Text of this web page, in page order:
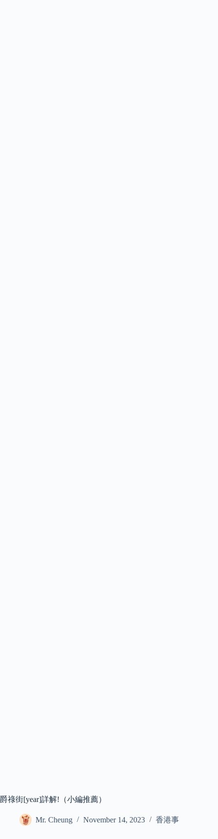
爵祿街[year]詳解!（小編推薦）
Mr. Cheung November 14, 2023 香港事